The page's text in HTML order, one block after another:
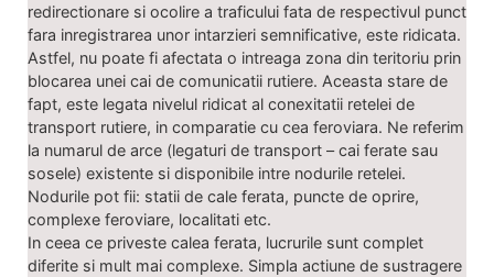
redirectionare si ocolire a traficului fata de respectivul punct
fara inregistrarea unor intarzieri semnificative, este ridicata.
Astfel, nu poate fi afectata o intreaga zona din teritoriu prin
blocarea unei cai de comunicatii rutiere. Aceasta stare de
fapt, este legata nivelul ridicat al conexitatii retelei de
transport rutiere, in comparatie cu cea feroviara. Ne referim
la numarul de arce (legaturi de transport – cai ferate sau
sosele) existente si disponibile intre nodurile retelei.
Nodurile pot fii: statii de cale ferata, puncte de oprire,
complexe feroviare, localitati etc.
In ceea ce priveste calea ferata, lucrurile sunt complet
diferite si mult mai complexe. Simpla actiune de sustragere